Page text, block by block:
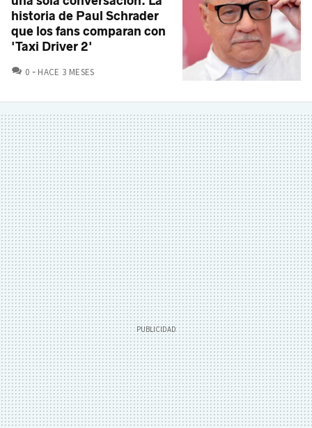
historia de Paul Schrader
que los fans comparan con
'Taxi Driver 2'
0 COMENTARIOS
HACE 3 MESES